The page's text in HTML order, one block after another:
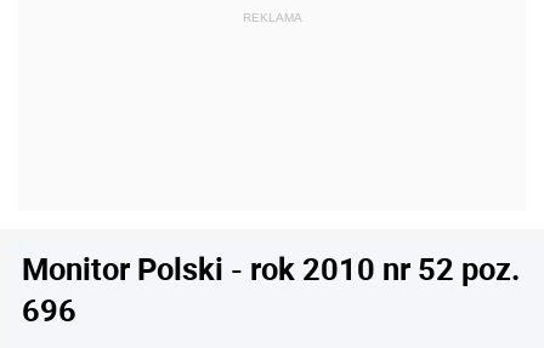
Monitor Polski - rok 2010 nr 52 poz.
696